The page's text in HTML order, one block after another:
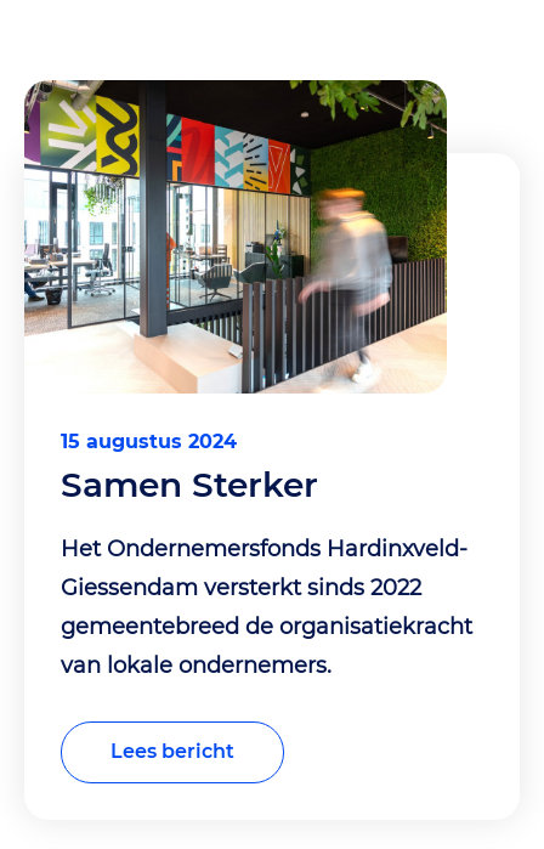
15 augustus 2024
Samen Sterker
Het Ondernemersfonds Hardinxveld-
Giessendam versterkt sinds 2022
gemeentebreed de organisatiekracht
van lokale ondernemers.
Lees bericht